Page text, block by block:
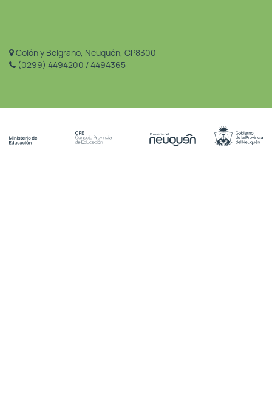
Colón y Belgrano, Neuquén, CP8300
(0299) 4494200 / 4494365